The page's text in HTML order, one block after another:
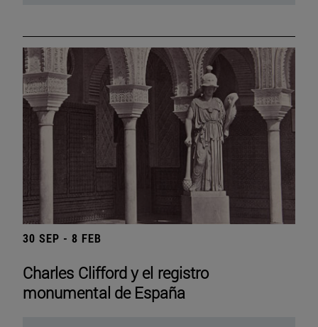
30 SEP - 8 FEB
Charles Clifford y el registro
monumental de España